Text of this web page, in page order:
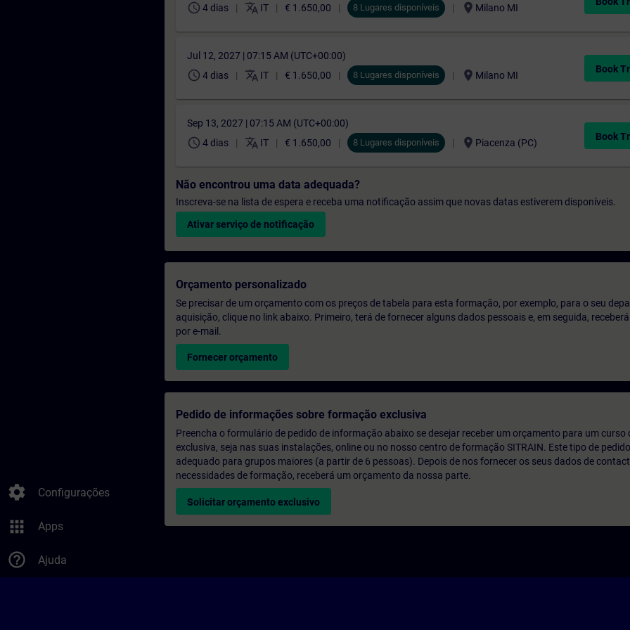
settings Configurações
apps Apps
help_outline Ajuda
schedule 4 dias translate IT € 1.650,00 8 Lugares disponíveis location_on Milano MI
Jul 12, 2027 | 07:15 AM (UTC+00:00)
schedule 4 dias translate IT € 1.650,00 8 Lugares disponíveis location_on Milano MI
Book
Sep 13, 2027 | 07:15 AM (UTC+00:00)
schedule 4 dias translate IT € 1.650,00 8 Lugares disponíveis location_on Piacenza (PC)
Book
Não encontrou uma data adequada?
Inscreva-se na lista de espera e receba uma notificação assim que novas datas estiverem disponíveis.
Ativar serviço de notificação
Orçamento personalizado
Se precisar de um orçamento com os preços de tabela para esta formação, por exemplo, para o seu
aquisição, clique no link abaixo. Primeiro, terá de fornecer alguns dados pessoais e, em seguida,
por e-mail.
Fornecer orçamento
Pedido de informações sobre formação exclusiva
Preencha o formulário de pedido de informação abaixo se desejar receber um orçamento para um curso
exclusiva, seja nas suas instalações, online ou no nosso centro de formação SITRAIN. Este tipo de
adequado para grupos maiores (a partir de 6 pessoas). Depois de nos fornecer os seus dados de
necessidades de formação, receberá um orçamento da nossa parte.
Solicitar orçamento exclusivo